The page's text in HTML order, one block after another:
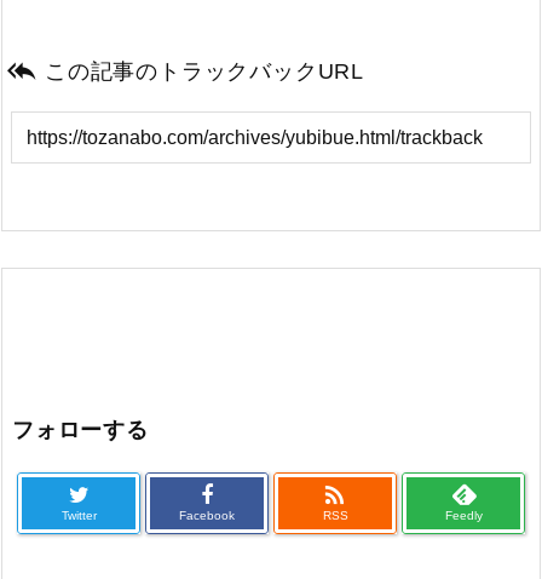
 この記事のトラックバックURL
フォローする
Twitter Facebook

RSS Feedly